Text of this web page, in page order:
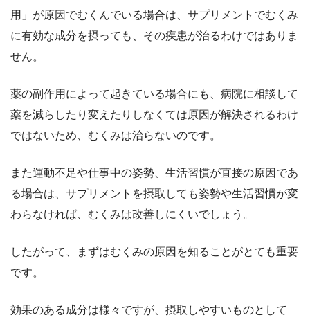
用」が原因でむくんでいる場合は、サプリメントでむくみ
に有効な成分を摂っても、その疾患が治るわけではありま
せん。
薬の副作用によって起きている場合にも、病院に相談して
薬を減らしたり変えたりしなくては原因が解決されるわけ
ではないため、むくみは治らないのです。
また運動不足や仕事中の姿勢、生活習慣が直接の原因であ
る場合は、サプリメントを摂取しても姿勢や生活習慣が変
わらなければ、むくみは改善しにくいでしょう。
したがって、まずはむくみの原因を知ることがとても重要
です。
効果のある成分は様々ですが、摂取しやすいものとして